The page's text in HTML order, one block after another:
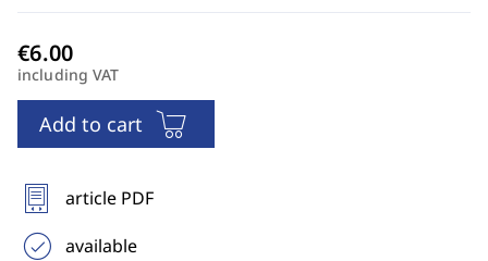
including VAT
Add to cart
article PDF
available